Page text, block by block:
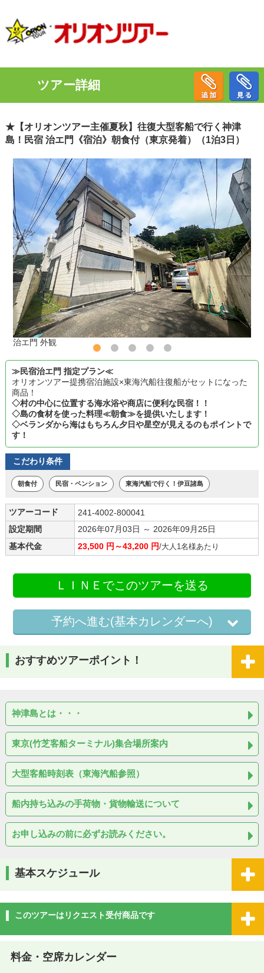
ツアー詳細
★【オリオンツアー主催夏秋】往復大型客船で行く神津
島！民宿 治エ門《宿泊》朝食付（東京発着）（1泊3日）
治エ門 外観
≫民宿治エ門 指定プラン≪
オリオンツアー提携宿泊施設×東海汽船往復船がセットになった
商品！
◇村の中心に位置する海水浴や商店に便利な民宿！！
◇島の食材を使った料理≪朝食≫を提供いたします！
◇ベランダから海はもちろん夕日や星空が見えるのもポイントで
す！
こだわり条件
朝食付 民宿・ペンション 東海汽船で行く！伊豆諸島
ツアーコード
241-4002-800041
設定期間
2026年07月03日 ～ 2026年09月25日
基本代金
23,500 円～43,200 円/大人1名様あたり
ＬＩＮＥでこのツアーを送る
予約へ進む(基本カレンダーへ)
おすすめツアーポイント！
神津島とは・・・
東京(竹芝客船ターミナル)集合場所案内
大型客船時刻表（東海汽船参照）
船内持ち込みの手荷物・貨物輸送について
お申し込みの前に必ずお読みください。
基本スケジュール
このツアーはリクエスト受付商品です
料金・空席カレンダー